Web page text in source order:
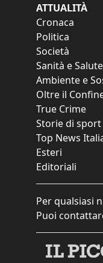
ATTUALITÀ
Cronaca
Politica
Società
Sanità e Salute
Ambiente e
Oltre il
True Crime
Storie di sport
Top News
Esteri
Editoriali
Per qualsiasi
Puoi